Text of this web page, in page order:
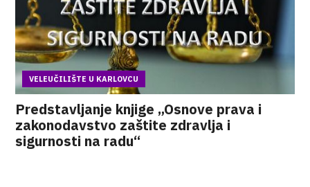
VELEUČILIŠTE U KARLOVCU
Predstavljanje knjige „Osnove prava i
zakonodavstvo zaštite zdravlja i
sigurnosti na radu“